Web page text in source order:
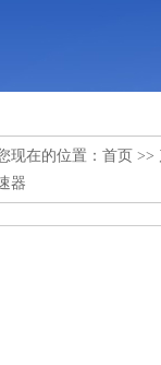
现在的位置： 首页 >>
器